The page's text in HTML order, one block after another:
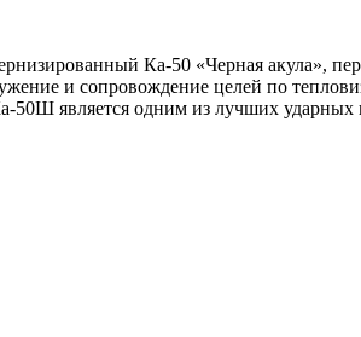
Ка-50 «Черная акула»,
и сопровождение целей по
50Ш является одним из лучших ударных